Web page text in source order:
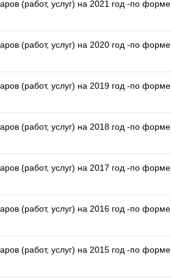
(работ, услуг) на 2021 год -по форме,
(работ, услуг) на 2020 год -по форме,
(работ, услуг) на 2019 год -по форме,
(работ, услуг) на 2018 год -по форме,
(работ, услуг) на 2017 год -по форме,
(работ, услуг) на 2016 год -по форме,
(работ, услуг) на 2015 год -по форме,